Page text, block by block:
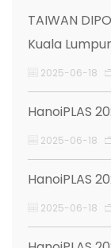
TAIWAN
Kuala
2025-06-18
HanoiPLAS
2025-06-18
HanoiPLAS
2025-06-18